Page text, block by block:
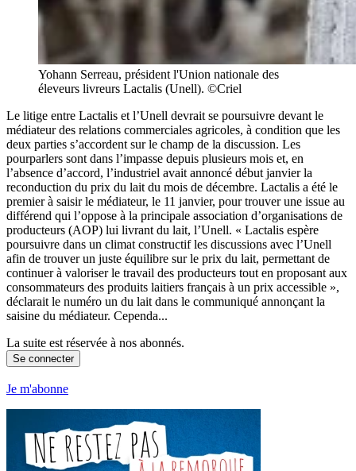
Yohann Serreau, président l'Union nationale des
éleveurs livreurs Lactalis (Unell). ©Criel
Le litige entre Lactalis et l’Unell devrait se poursuivre devant le
médiateur des relations commerciales agricoles, à condition que les
deux parties s’accordent sur le champ de la discussion. Les
pourparlers sont dans l’impasse depuis plusieurs mois et, en
l’absence d’accord, l’industriel avait annoncé début janvier la
reconduction du prix du lait du mois de décembre. Lactalis a été le
premier à saisir le médiateur, le 11 janvier, pour trouver une issue au
différend qui l’oppose à la principale association d’organisations de
producteurs (AOP) lui livrant du lait, l’Unell. « Lactalis espère
poursuivre dans un climat constructif les discussions avec l’Unell
afin de trouver un juste équilibre sur le prix du lait, permettant de
continuer à valoriser le travail des producteurs tout en proposant aux
consommateurs des produits laitiers français à un prix accessible »,
déclarait le numéro un du lait dans le communiqué annonçant la
saisine du médiateur. Cependa...
La suite est réservée à nos abonnés.
Se connecter
Je m'abonne